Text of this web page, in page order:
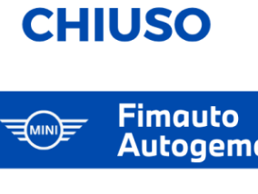
Cambio:
Via
- 36100 Vicenza
Sei